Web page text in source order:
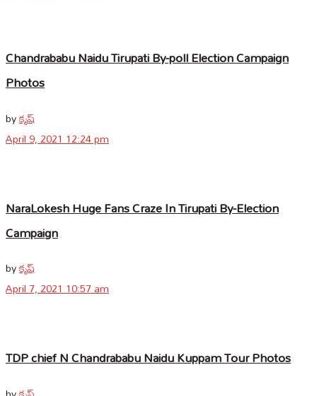
Chandrababu Naidu Tirupati By-poll Election Campaign
Photos
byకృష్
April 9, 2021 12:24 pm
NaraLokesh Huge Fans Craze In Tirupati By-Election
Campaign
byకృష్
April 7, 2021 10:57 am
TDP chief N Chandrababu Naidu Kuppam Tour Photos